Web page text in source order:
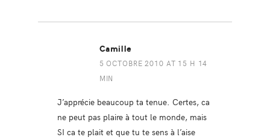
Camille
5 OCTOBRE 2010 AT 15 H 14
MIN
J’apprécie beaucoup ta tenue. Certes, ca
ne peut pas plaire à tout le monde, mais
SI ca te plait et que tu te sens à l’aise